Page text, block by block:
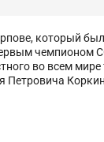
который
чемпионом
во всем
Петровича